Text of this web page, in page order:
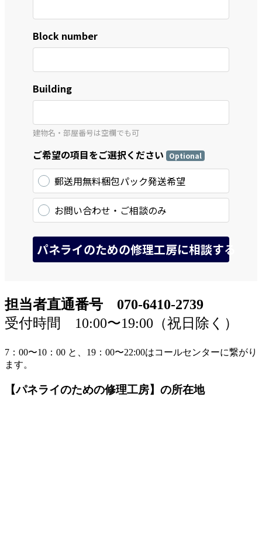
担当者直通番号 070-6410-2739
受付時間 10:00〜19:00（祝日除く）
7：00〜10：00 と、19：00〜22:00はコールセンターに繋がり
ます。
【パネライのための修理工房】の所在地